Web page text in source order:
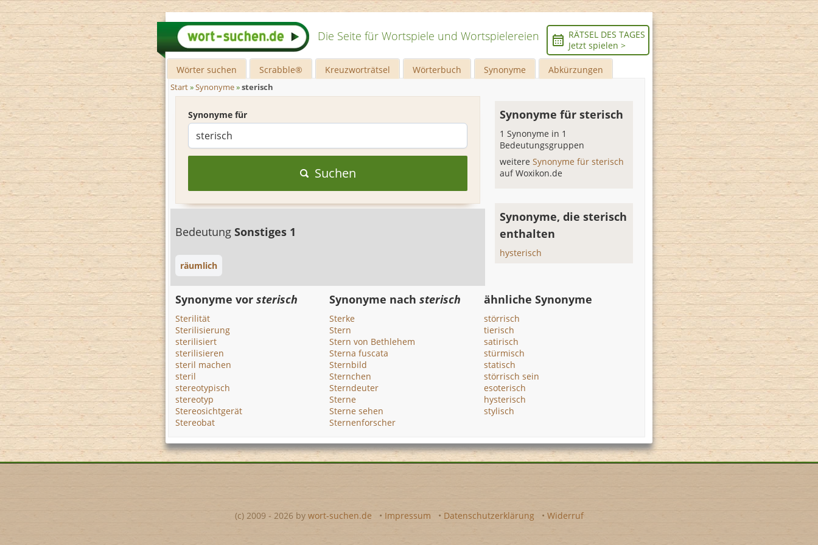
Die Seite für Wortspiele und Wortspielereien
RÄTSEL DES TAGES
Jetzt spielen >
Wörter suchen Scrabble® Kreuzworträtsel Wörterbuch Synonyme Abkürzungen
Start»Synonyme»sterisch
Synonyme für
Suchen
Bedeutung Sonstiges 1
räumlich
Synonyme für sterisch
1 Synonyme in 1
Bedeutungsgruppen
weitereSynonyme für sterisch
auf Woxikon.de
Synonyme, die sterisch
enthalten
hysterisch
Synonyme vor sterisch
Sterilität
Sterilisierung
sterilisiert
sterilisieren
steril machen
steril
stereotypisch
stereotyp
Stereosichtgerät
Stereobat
Synonyme nachsterisch
Sterke
Stern
Stern von Bethlehem
Sterna fuscata
Sternbild
Sternchen
Sterndeuter
Sterne
Sterne sehen
Sternenforscher
ähnliche Synonyme
störrisch
tierisch
satirisch
stürmisch
statisch
störrisch sein
esoterisch
hysterisch
stylisch
(c) 2009 - 2026 by wort-suchen.de • Impressum • Datenschutzerklärung • Widerruf